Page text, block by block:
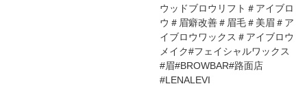
ウッドブロウリフト＃アイブロ
ウ＃眉癖改善＃眉毛＃美眉＃ア
イブロウワックス＃アイブロウ
メイク#フェイシャルワックス
#眉#BROWBAR#路面店
#LENALEVI